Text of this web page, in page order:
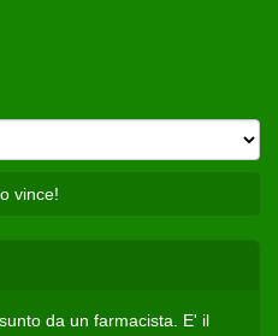
vince!
da un farmacista. E' il